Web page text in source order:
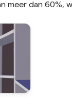
meer dan 60%,